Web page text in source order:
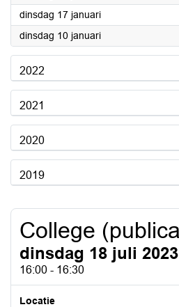
dinsdag 17 januari2023
dinsdag 10 januari2023
2022
2021
2020
2019
College
dinsdag 18 juli 2023
16:00 - 16:30
Locatie